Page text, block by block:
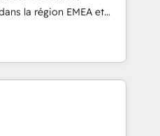
results. 🤖AI
AI services. 🧩
with custom
la région EMEA et
115 experts en
Revops, CRM et
With over 115
on EMEA - USA